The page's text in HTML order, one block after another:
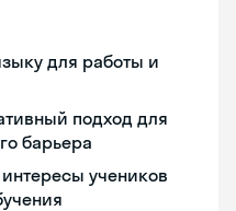
для работы и
подход для
барьера
учеников